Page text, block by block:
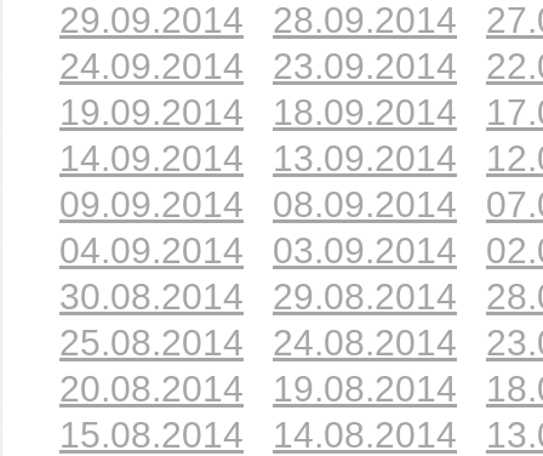
29.09.2014 28.09.2014
24.09.2014
23.09.2014
19.09.2014
18.09.2014
14.09.2014
13.09.2014
09.09.2014
08.09.2014
04.09.2014
03.09.2014
30.08.2014
29.08.2014
25.08.2014
24.08.2014
20.08.2014
19.08.2014
15.08.2014
14.08.2014